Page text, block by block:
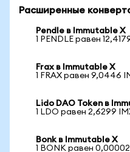
Расширенные
Pendle в Immutable X
1 PENDLE равен
Frax в Immutable X
1 FRAX равен 9,0446
Lido DAO Token в
1 LDO равен 2,6299
Bonk в Immutable X
1 BONK равен